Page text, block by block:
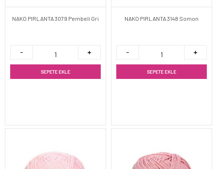
NAKO PIRLANTA 3079 Pembeli Gri
SEPETE EKLE
NAKO PIRLANTA 3148 Somon
SEPETE EKLE